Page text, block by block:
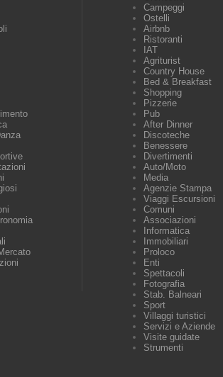
Campeggi
Ostelli
Airbnb
Ristoranti
IAT
Agriturist
Country House
Bed & Breakfast
Shopping
Pizzerie
Pub
After Dinner
Discoteche
Benessere
Divertimenti
Auto/Moto
Media
Agenzie Stampa
Viaggi Escursioni
Comuni
Associazioni
Informatica
Immobiliari
Proloco
Enti
Spettacoli
Fotografia
Stab. Balneari
Sport
Villaggi turistici
Servizi e Aziende
Visite guidate
Strumenti